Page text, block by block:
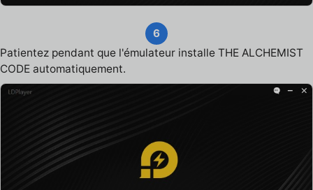
6
Patientez pendant que l'émulateur installe THE ALCHEMIST
CODE automatiquement.